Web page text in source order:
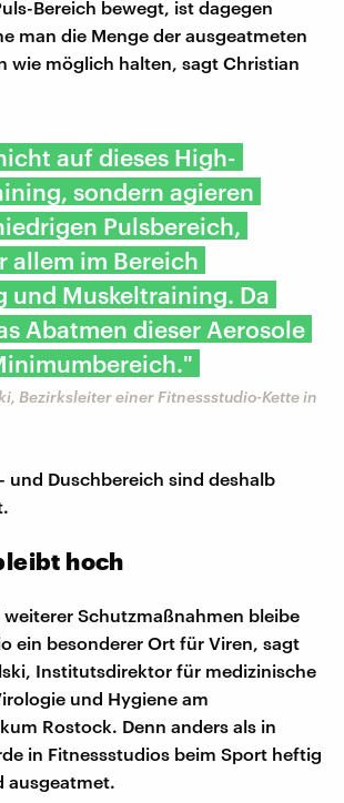
Bereich bewegt, ist dagegen
man die Menge der ausgeatmeten
wie möglich halten, sagt Christian
auf dieses High-
sondern agieren
Pulsbereich,
allem im Bereich
und Muskeltraining. Da
Abatmen dieser Aerosole
Bezirksleiter einer Fitnessstudio-Kette in
und Duschbereich sind deshalb
hoch
weiterer Schutzmaßnahmen bleibe
ein besonderer Ort für Viren, sagt
Institutsdirektor für medizinische
und Hygiene am
Rostock. Denn anders als in
in Fitnessstudios beim Sport heftig
ausgeatmet.